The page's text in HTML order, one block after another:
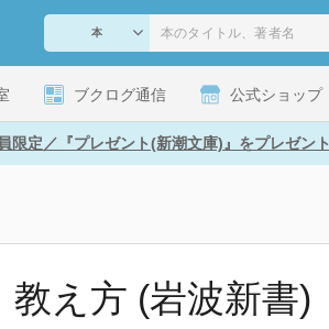
ブクログ通信 公式ショップ
限定／『プレゼント(新潮文庫)』をプレゼント
え方 (岩波新書)